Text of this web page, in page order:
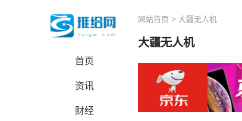
首页
资讯
财经
网站首页 > 大疆无人机
大疆无人机